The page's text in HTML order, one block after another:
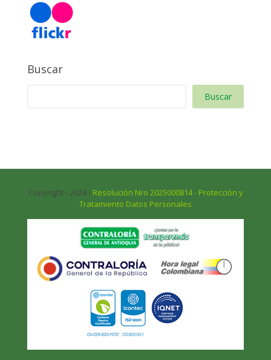
Buscar
Buscar
Copyright - 2024 - Resolución Nro 2025000814 - Protección y
Tratamiento Datos Personales